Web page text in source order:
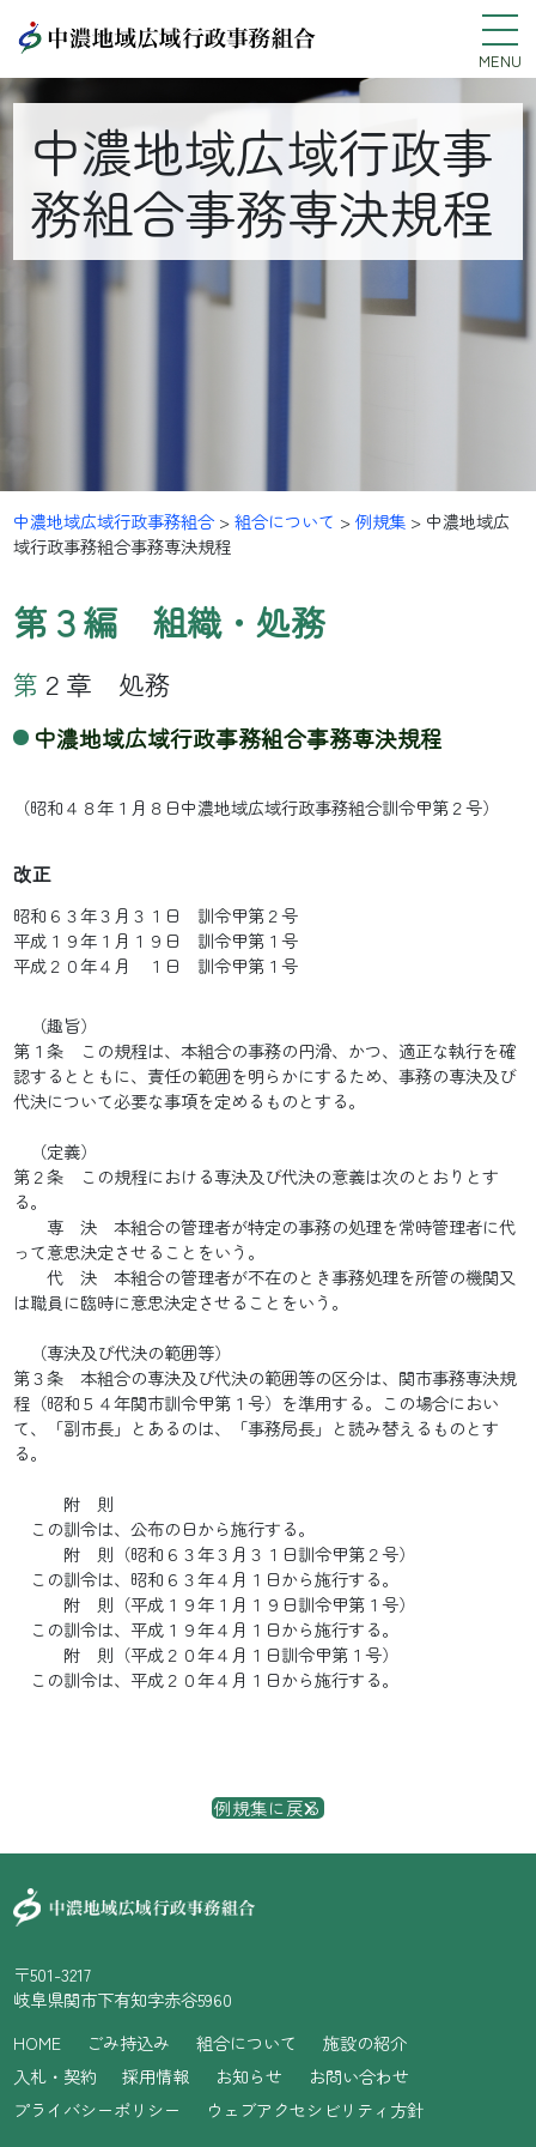
MENU
中濃地域広域行政事
務組合事務専決規程
中濃地域広域行政事務組合>組合について >例規集> 中濃地域広
域行政事務組合事務専決規程
第３編 組織・処務
第２章 処務
中濃地域広域行政事務組合事務専決規程
（昭和４８年１月８日中濃地域広域行政事務組合訓令甲第２号）
改正
昭和６３年３月３１日 訓令甲第２号
平成１９年１月１９日 訓令甲第１号
平成２０年４月 １日 訓令甲第１号
（趣旨）
第１条 この規程は、本組合の事務の円滑、かつ、適正な執行を確
認するとともに、責任の範囲を明らかにするため、事務の専決及び
代決について必要な事項を定めるものとする。
（定義）
第２条 この規程における専決及び代決の意義は次のとおりとす
る。
専 決 本組合の管理者が特定の事務の処理を常時管理者に代
って意思決定させることをいう。
代 決 本組合の管理者が不在のとき事務処理を所管の機関又
は職員に臨時に意思決定させることをいう。
（専決及び代決の範囲等）
第３条 本組合の専決及び代決の範囲等の区分は、関市事務専決規
程（昭和５４年関市訓令甲第１号）を準用する。この場合におい
て、「副市長」とあるのは、「事務局長」と読み替えるものとす
る。
附 則
この訓令は、公布の日から施行する。
附 則（昭和６３年３月３１日訓令甲第２号）
この訓令は、昭和６３年４月１日から施行する。
附 則（平成１９年１月１９日訓令甲第１号）
この訓令は、平成１９年４月１日から施行する。
附 則（平成２０年４月１日訓令甲第１号）
この訓令は、平成２０年４月１日から施行する。
例規集に戻る
〒501-3217
岐阜県関市下有知字赤谷5960
HOME
ごみ持込み 組合について
施設の紹介
入札・契約
採用情報 お知らせ
お問い合わせ
プライバシーポリシー
ウェブアクセシビリティ方針